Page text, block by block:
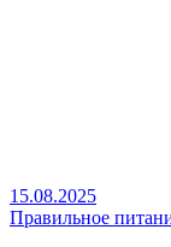
15.08.2025
Правильное